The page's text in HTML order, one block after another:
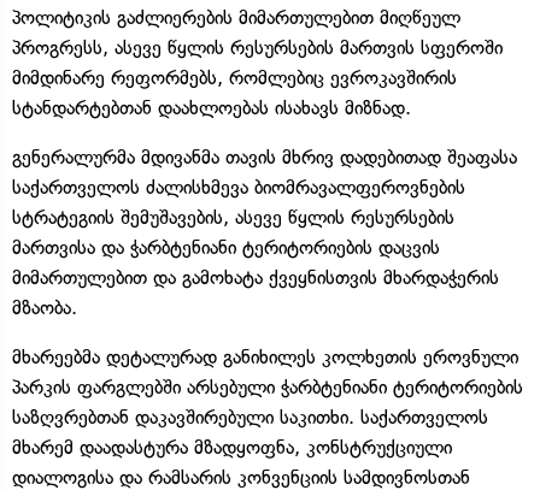
პოლიტიკის გაძლიერების მიმართულებით მიღწეულ
პროგრესს, ასევე წყლის რესურსების მართვის სფეროში
მიმდინარე რეფორმებს, რომლებიც ევროკავშირის
სტანდარტებთან დაახლოებას ისახავს მიზნად.
გენერალურმა მდივანმა თავის მხრივ დადებითად შეაფასა
საქართველოს ძალისხმევა ბიომრავალფეროვნების
სტრატეგიის შემუშავების, ასევე წყლის რესურსების
მართვისა და ჭარბტენიანი ტერიტორიების დაცვის
მიმართულებით და გამოხატა ქვეყნისთვის მხარდაჭერის
მზაობა.
მხარეებმა დეტალურად განიხილეს კოლხეთის ეროვნული
პარკის ფარგლებში არსებული ჭარბტენიანი ტერიტორიების
საზღვრებთან დაკავშირებული საკითხი. საქართველოს
მხარემ დაადასტურა მზადყოფნა, კონსტრუქციული
დიალოგისა და რამსარის კონვენციის სამდივნოსთან